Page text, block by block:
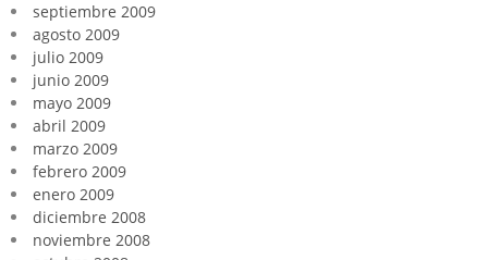
septiembre 2009
agosto 2009
julio 2009
junio 2009
mayo 2009
abril 2009
marzo 2009
febrero 2009
enero 2009
diciembre 2008
noviembre 2008